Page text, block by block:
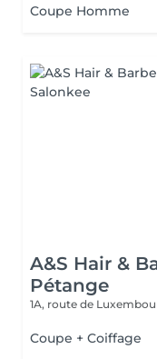
Coupe Homme
A&S Hair &
Pétange
1A, route de
Coupe + Coiffage